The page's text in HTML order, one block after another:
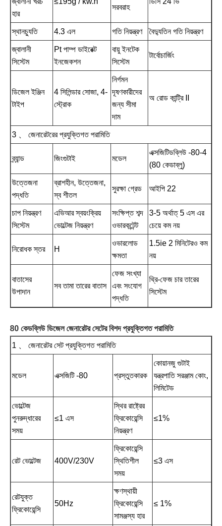
হার
সরবরাহ
স্থানচ্যুতি 4.3 এল গতি নিয়ন্ত্রণ বৈদ্যুতিন গতি নিয়ন্ত্রণ
জ্বালানী
সিস্টেম
Pt পাম্প ডাইরেক্ট
ইনজেকশন
বায়ু ইনটেক
সিস্টেম
টার্বোচার্জিং
ডিজেল ইঞ্জিন
টাইপ
4 সিলিন্ডার সোজা, 4-
স্ট্রোক
নির্গমন
দূষণকারীদের
জন্য সীমা
দাম
অ রোড কান্ট্রি II
3 、 জেনারেটরের প্রযুক্তিগত পরামিতি
ব্র্যান্ড জিংগুটাই মডেল
এক্সজিটিডব্লিউ -80-4
(80 কেডাব্লু)
উত্তেজনা
পদ্ধতি
ব্রাশহীন, উত্তেজনা,
স্ব শীতল
সুরক্ষা গ্রেড আইপি 22
চাপ নিয়ন্ত্রণ
সিস্টেম
এভিআর স্বয়ংক্রিয়
ভোল্টেজ নিয়ন্ত্রণ
সংক্ষিপ্ত শব্দ
ওভারকন্টেন্ট
3-5 অর্থাত্ 5 এস এর
চেয়ে কম নয়
নিরোধক স্তর H
ওভারলোড
ক্ষমতা
1.5ie 2 মিনিটেরও কম
নয়
বাতাসের
উপাদান
সব তামা তারের বাতাস
ফেজ সংখ্যা
এবং সংযোগ
পদ্ধতি
থ্রি-ফেজ চার তারের
সিস্টেম
80 কেডব্লিউ ডিজেল জেনারেটর সেটের বিশদ প্রযুক্তিগত পরামিতি
1 、 জেনারেটর সেট প্রযুক্তিগত পরামিতি
মডেল এক্সজিটি -80 প্রস্তুতকারক
কোয়ানজু গুটাই
যন্ত্রপাতি সরঞ্জাম কোং,
লিমিটেড
ভোল্টেজ
পুনরুদ্ধারের
সময়
≤1 এস
স্থির রাষ্ট্রের
ফ্রিকোয়েন্সি
নিয়ন্ত্রণ
≤1%
রেট ভোল্টেজ 400V/230V
ফ্রিকোয়েন্সি
স্থিতিশীল
সময়
≤3 এস
রেটযুক্ত
ফ্রিকোয়েন্সি
50Hz
ক্ষণস্থায়ী
ফ্রিকোয়েন্সি
সামঞ্জস্য হার
≤ 1%